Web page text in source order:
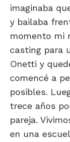
imaginaba
y bailaba
momento mi
casting para
Onetti y
comencé a
posibles.
trece años
pareja.
en una